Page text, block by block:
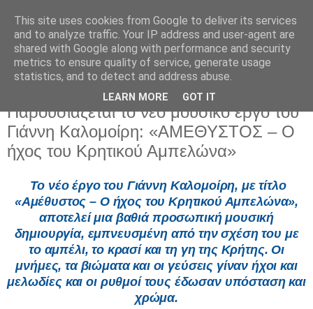
Πέμπτη 18 Ιουνίου 2026
Παρουσιάζεται το νέο μουσικό έργο του
Γιάννη Καλομοίρη: «ΑΜΕΘΥΣΤΟΣ – Ο
ήχος του Κρητικού Αμπελώνα»
Το νέο έργο του Γιάννη Καλομοίρη, με τίτλο
«Αμέθυστος – Ο ήχος του Κρητικού Αμπελώνα»,
αποτελεί μια βαθιά προσωπική μουσική
δημιουργία, εμπνευσμένη από την σχέση του με
το αμπέλι, το κρασί και τη γη της Κρήτης. Οι
μνήμες, τα βιώματα και οι γεύσεις γίναν ήχοι και
μελωδίες και οι ρυθμοί τους έδωσαν υπόσταση και
χρώμα.
This site uses cookies from Google to deliver its services
and to analyze traffic. Your IP address and user-agent are
shared with Google along with performance and security
metrics to ensure quality of service, generate usage
statistics, and to detect and address abuse.
LEARN MORE GOT IT